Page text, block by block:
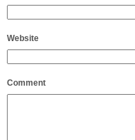
Website
Comment